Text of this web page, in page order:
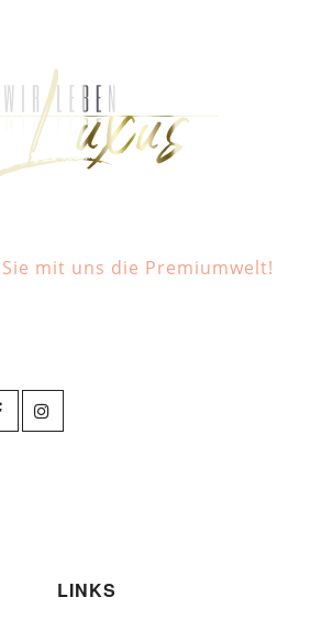
mit uns die Premiumwelt!
LINKS